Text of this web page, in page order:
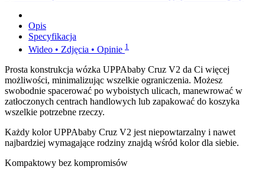
Opis
Specyfikacja
Wideo • Zdjęcia • Opinie 1
Prosta konstrukcja wózka UPPAbaby Cruz V2 da Ci więcej
możliwości, minimalizując wszelkie ograniczenia. Możesz
swobodnie spacerować po wyboistych ulicach, manewrować w
zatłoczonych centrach handlowych lub zapakować do koszyka
wszelkie potrzebne rzeczy.
Każdy kolor UPPAbaby Cruz V2 jest niepowtarzalny i nawet
najbardziej wymagające rodziny znajdą wśród kolor dla siebie.
Kompaktowy bez kompromisów